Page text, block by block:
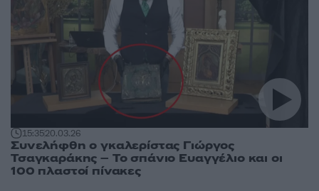
15:3520.03.26
Συνελήφθη ο γκαλερίστας Γιώργος
Τσαγκαράκης – Το σπάνιο Ευαγγέλιο και οι
100 πλαστοί πίνακες